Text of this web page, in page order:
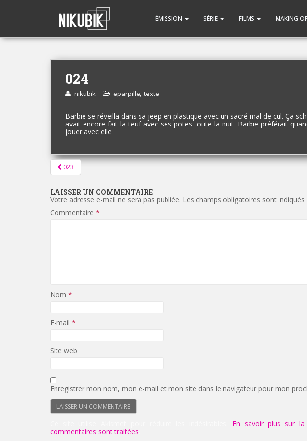
ÉMISSION SÉRIE FILMS MAKING OF
024
nikubik eparpille, texte
Barbie se réveilla dans sa jeep en plastique avec un sacré mal de cul. Ça
avait encore fait la teuf avec ses potes toute la nuit. Barbie préférait
jouer avec elle.
Pagination
d'article
023
LAISSER UN COMMENTAIRE
Votre adresse e-mail ne sera pas publiée. Les champs obligatoires sont indiqués
Commentaire *
Nom *
E-mail *
Site web
Enregistrer mon nom, mon e-mail et mon site dans le navigateur pour mon
En savoir plus sur
commentaires sont traitées